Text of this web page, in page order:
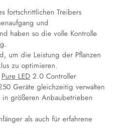
fortschrittlichen Treibers
und
haben so die volle Kontrolle
um die Leistung der Pflanzen
zu optimieren.
Pure LED 2.0 Controller
Geräte gleichzeitig verwalten
größeren Anbaubetrieben
als auch für erfahrene